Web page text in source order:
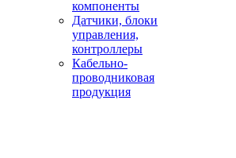
компоненты
Датчики, блоки
управления,
контроллеры
Кабельно-
проводниковая
продукция